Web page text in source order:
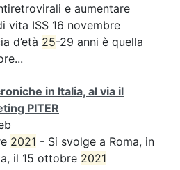
e aumentare
vita ISS 16 novembre
d’età 25-29 anni è quella
in Italia, al via il
PITER
2021 - Si svolge a Roma, in
il 15 ottobre 2021